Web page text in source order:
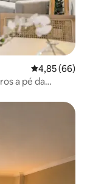
4,85 de uma
4,85 (66)
a pé da